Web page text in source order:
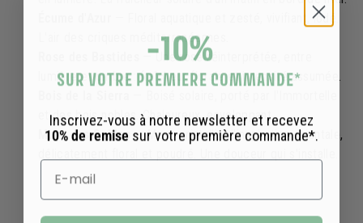
— Floral aquatique et zesté, vivifiant, iodé.
L'air des criques méditerranéennes.
— Une rose réinterprétée, entre
lumière et ombre : fraîcheur florale et intensité assumée.
et des bois nobles. Chaleureux, enveloppant.
Musc des Sables — Musc cristallin d'inspiration orientale,
-10%
SUR VOTRE PREMIERE COMMANDE*
Inscrivez-vous à notre newsletter et recevez
10% de remise sur votre première commande*.